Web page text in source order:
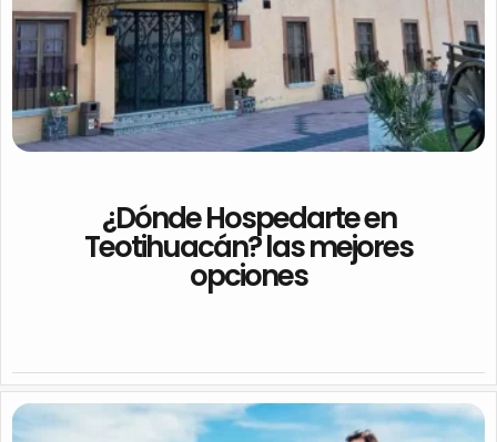
¿Dónde Hospedarte en
Teotihuacán? las mejores
opciones